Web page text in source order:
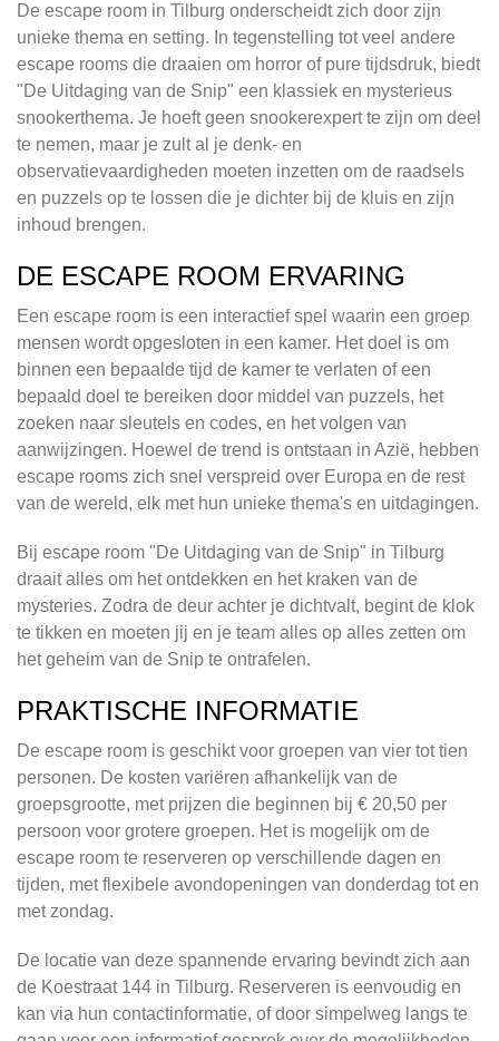
De escape room in Tilburg onderscheidt zich door zijn
unieke thema en setting. In tegenstelling tot veel andere
escape rooms die draaien om horror of pure tijdsdruk, biedt
"De Uitdaging van de Snip" een klassiek en mysterieus
snookerthema. Je hoeft geen snookerexpert te zijn om deel
te nemen, maar je zult al je denk- en
observatievaardigheden moeten inzetten om de raadsels
en puzzels op te lossen die je dichter bij de kluis en zijn
inhoud brengen.
DE ESCAPE ROOM ERVARING
Een escape room is een interactief spel waarin een groep
mensen wordt opgesloten in een kamer. Het doel is om
binnen een bepaalde tijd de kamer te verlaten of een
bepaald doel te bereiken door middel van puzzels, het
zoeken naar sleutels en codes, en het volgen van
aanwijzingen. Hoewel de trend is ontstaan in Azië, hebben
escape rooms zich snel verspreid over Europa en de rest
van de wereld, elk met hun unieke thema's en uitdagingen.
Bij escape room "De Uitdaging van de Snip" in Tilburg
draait alles om het ontdekken en het kraken van de
mysteries. Zodra de deur achter je dichtvalt, begint de klok
te tikken en moeten jij en je team alles op alles zetten om
het geheim van de Snip te ontrafelen.
PRAKTISCHE INFORMATIE
De escape room is geschikt voor groepen van vier tot tien
personen. De kosten variëren afhankelijk van de
groepsgrootte, met prijzen die beginnen bij € 20,50 per
persoon voor grotere groepen. Het is mogelijk om de
escape room te reserveren op verschillende dagen en
tijden, met flexibele avondopeningen van donderdag tot en
met zondag.
De locatie van deze spannende ervaring bevindt zich aan
de Koestraat 144 in Tilburg. Reserveren is eenvoudig en
kan via hun contactinformatie, of door simpelweg langs te